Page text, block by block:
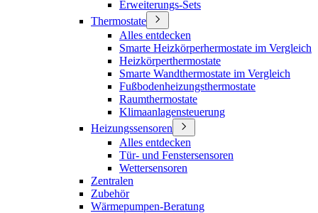
Erweiterungs-Sets
Thermostate
Alles entdecken
Smarte Heizkörperhermostate im Vergleich
Heizkörperthermostate
Smarte Wandthermostate im Vergleich
Fußbodenheizungsthermostate
Raumthermostate
Klimaanlagensteuerung
Heizungssensoren
Alles entdecken
Tür- und Fenstersensoren
Wettersensoren
Zentralen
Zubehör
Wärmepumpen-Beratung